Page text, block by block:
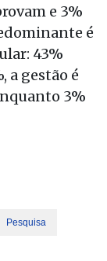
e 3%
é
43%
a gestão é
3%
Pesquisa